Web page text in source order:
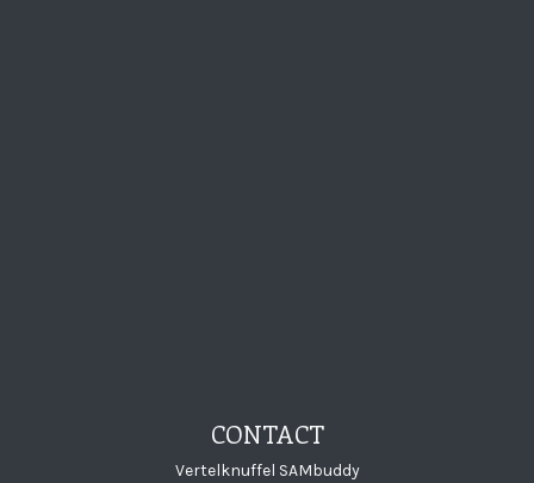
CONTACT
Vertelknuffel SAMbuddy